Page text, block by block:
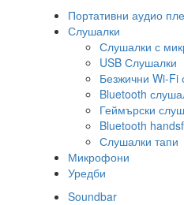
Портативни аудио
Слушалки
Слушалки с
USB Слушалки
Безжични Wi-Fi
Bluetooth
Геймърски
Bluetooth
Слушалки тапи
Микрофони
Уредби
Soundbar